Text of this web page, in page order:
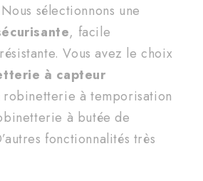
sélectionnons une
, facile
Vous avez le choix
à capteur
robinetterie à temporisation
à butée de
fonctionnalités très